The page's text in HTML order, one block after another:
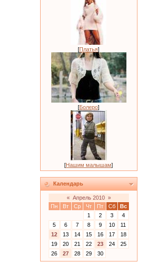
[Платья]
[Болеро]
[Нашим малышам]
Календарь
« Апрель 2010 »
Пн
Вт Ср Чт Пт Сб
Вс
1
2 3
4
5
6 7 8 9 10
11
12
13 14 15 16 17
18
19
20 21 22 23 24
25
26
27 28 29 30